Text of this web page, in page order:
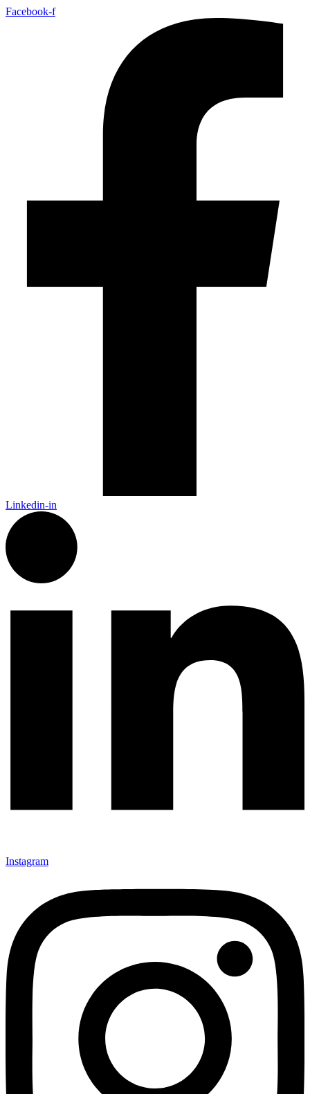
Facebook-f
Linkedin-in
Instagram